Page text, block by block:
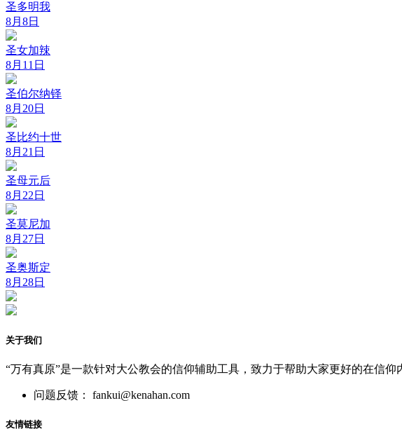
圣多明我
8月8日
圣女加辣
8月11日
圣伯尔纳铎
8月20日
圣比约十世
8月21日
圣母元后
8月22日
圣莫尼加
8月27日
圣奥斯定
8月28日
关于我们
“万有真原”是一款针对大公教会的信仰辅助工具，致力于帮助大家更好的在信仰
问题反馈： fankui@kenahan.com
友情链接